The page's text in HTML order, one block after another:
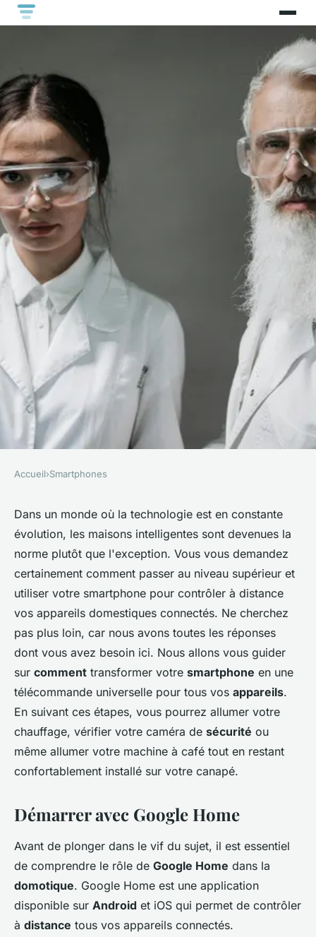
SMARTPHONES
Comment utiliser un
smartphone pour contrôler à
distance les appareils
domestiques connectés?
ulrich•6 août 2024•5 min de lecture
Accueil›Smartphones
Dans un monde où la technologie est en constante
évolution, les maisons intelligentes sont devenues la
norme plutôt que l'exception. Vous vous demandez
certainement comment passer au niveau supérieur et
utiliser votre smartphone pour contrôler à distance
vos appareils domestiques connectés. Ne cherchez
pas plus loin, car nous avons toutes les réponses
dont vous avez besoin ici. Nous allons vous guider
sur comment transformer votre smartphone en une
télécommande universelle pour tous vos appareils.
En suivant ces étapes, vous pourrez allumer votre
chauffage, vérifier votre caméra de sécurité ou
même allumer votre machine à café tout en restant
confortablement installé sur votre canapé.
Démarrer avec Google Home
Avant de plonger dans le vif du sujet, il est essentiel
de comprendre le rôle de Google Home dans la
domotique. Google Home est une application
disponible sur Android et iOS qui permet de contrôler
à distance tous vos appareils connectés.